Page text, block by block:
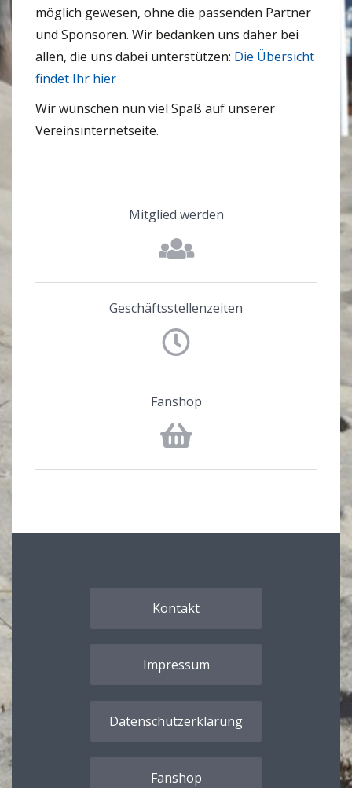
möglich gewesen, ohne die passenden Partner
und Sponsoren. Wir bedanken uns daher bei
allen, die uns dabei unterstützen: Die Übersicht
findet Ihr hier
Wir wünschen nun viel Spaß auf unserer
Vereinsinternetseite.
Mitglied werden
Geschäftsstellenzeiten
Fanshop
Kontakt
Impressum
Datenschutzerklärung
Fanshop